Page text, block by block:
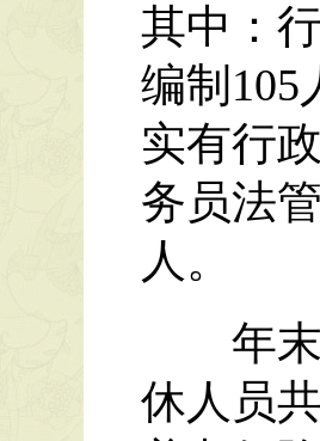
其中：
编制105
实有行
务员法
人。
年末
休人员